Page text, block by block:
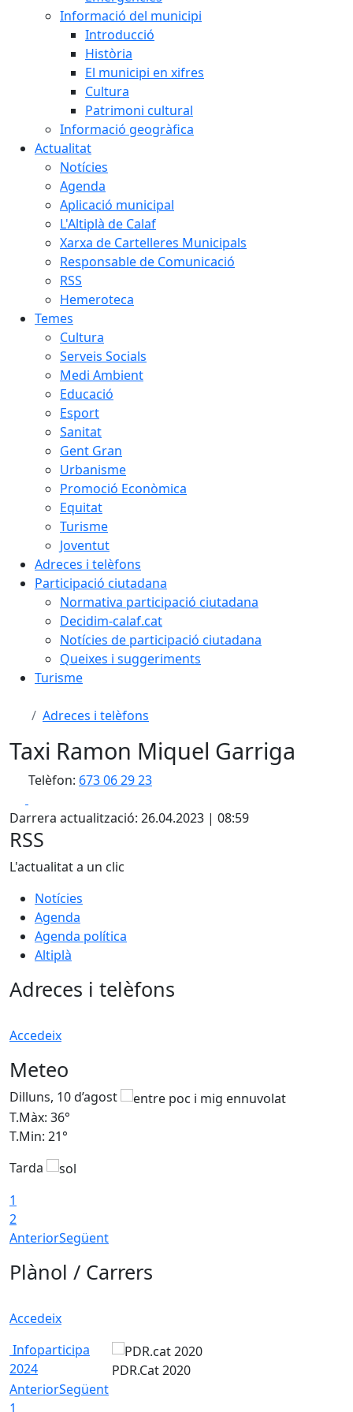
Informació del municipi
Introducció
Història
El municipi en xifres
Cultura
Patrimoni cultural
Informació geogràfica
Actualitat
Notícies
Agenda
Aplicació municipal
L'Altiplà de Calaf
Xarxa de Cartelleres Municipals
Responsable de Comunicació
RSS
Hemeroteca
Temes
Cultura
Serveis Socials
Medi Ambient
Educació
Esport
Sanitat
Gent Gran
Urbanisme
Promoció Econòmica
Equitat
Turisme
Joventut
Adreces i telèfons
Participació ciutadana
Normativa participació ciutadana
Decidim-calaf.cat
Notícies de participació ciutadana
Queixes i suggeriments
Turisme
Adreces i telèfons
Taxi Ramon Miquel Garriga
Telèfon: 673 06 29 23
Darrera actualització: 26.04.2023 | 08:59
RSS
L'actualitat a un clic
Notícies
Agenda
Agenda política
Altiplà
Adreces i telèfons
Accedeix
Meteo
Dilluns, 10 d’agost
T.Màx: 36°
T.Min: 21°
Tarda
1
2
AnteriorSegüent
Plànol / Carrers
Accedeix
Infoparticipa
2024
PDR.Cat 2020
AnteriorSegüent
1